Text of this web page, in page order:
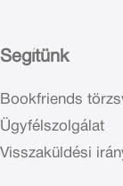
Segítünk
Bookfriends
Ügyfélszolgálat
Visszaküldési